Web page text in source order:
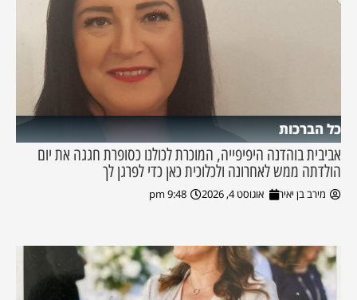
כל הברכות
אביבית בוהדנה היפיפייה, המוכרת לכולנו כסופרת חגגה את יום
הולדתה ממש לאחרונה ולכלוכית כאן כדי לפרגן לך
מירב בן יאיר אוגוסט 4, 2026 9:48 pm